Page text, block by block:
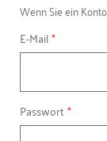
Wenn Sie ein
E-Mail
Passwort